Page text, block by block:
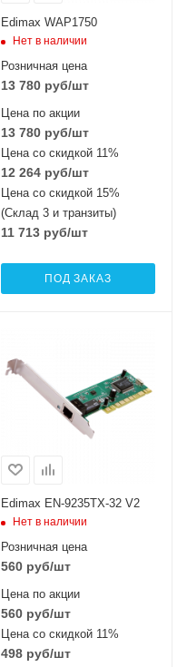
Edimax WAP1750
Нет в наличии
Розничная цена
13 780руб/шт
Цена по акции
13 780руб/шт
Цена со скидкой 11%
12 264руб/шт
Цена со скидкой 15%
(Склад 3 и транзиты)
11 713руб/шт
ПОД ЗАКАЗ
Edimax EN-9235TX-32 V2
Нет в наличии
Розничная цена
560руб/шт
Цена по акции
560руб/шт
Цена со скидкой 11%
498руб/шт